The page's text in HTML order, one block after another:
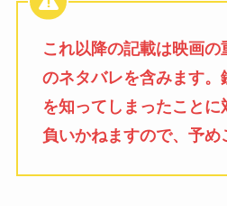
これ以降の記載は映画の
のネタバレを含みます。
を知ってしまったことに
負いかねますので、予め